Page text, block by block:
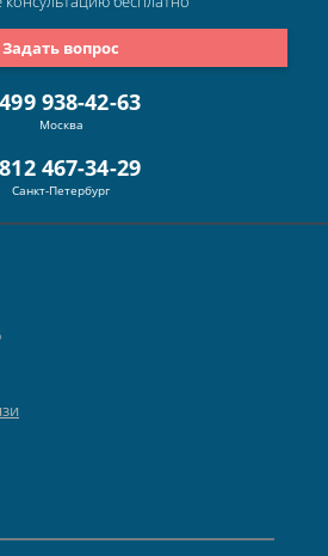
938-42-63
Москва
467-34-29
Санкт-Петербург
Задать вопрос